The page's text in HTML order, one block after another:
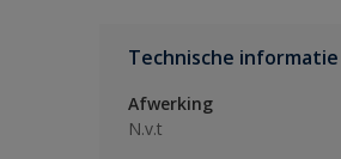
Technische informatie
Afwerking
N.v.t